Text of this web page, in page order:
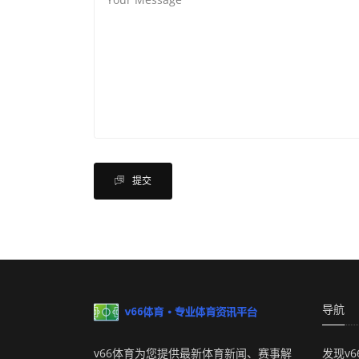
提交
v66体育为您提供最新体育新闻、赛事解
导航
发现